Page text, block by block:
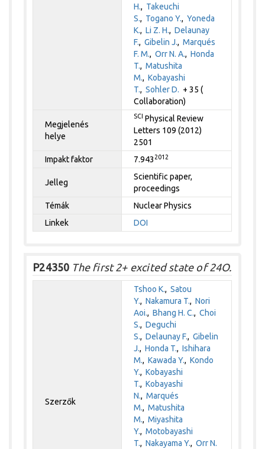
H., Takeuchi
S., Togano Y.,Yoneda
K.,Li Z. H.,Delaunay
F.,Gibelin J.,Marqués
F. M.,Orr N. A.,Honda
T.,Matushita
M.,Kobayashi
T.,Sohler D. + 35 (
Collaboration)
Megjelenés
helye
SCI Physical Review
Letters 109 (2012)
2501
Impakt faktor
7.943 2012
Jelleg
Scientific paper,
proceedings
Témák
Nuclear Physics
Linkek
DOI
P24350 The first 2+ excited state of 24O.
Szerzők
Tshoo K.,Satou
Y.,Nakamura T.,Nori
Aoi.,Bhang H. C.,Choi
S.,Deguchi
S.,Delaunay F.,Gibelin
J.,Honda T.,Ishihara
M.,Kawada Y.,Kondo
Y.,Kobayashi
T.,Kobayashi
N.,Marqués
M.,Matushita
M.,Miyashita
Y.,Motobayashi
T.,Nakayama Y.,Orr N.